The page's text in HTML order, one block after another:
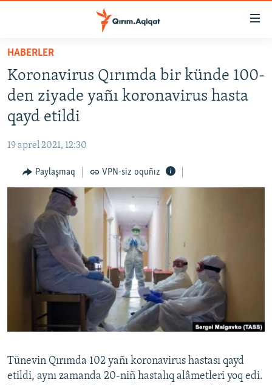
Esas
qaytmaq
Baş
navigatsiyağa
qaytmaq
Qıdıruvğa
qaytmaq
SİYASET
İQTİSADİYAT
MEDENİYET
İNSAN AQLARI
SÜRET
BLOGLAR
Русский
Українською
HABERLER
Koronavirus Qırımda bir künde 100-
den ziyade yañı koronavirus hasta
qayd etildi
19 aprel 2021, 12:30
Paylaşmaq VPN-siz oquñız
Tünevin Qırımda 102 yañı koronavirus hastası qayd
etildi, aynı zamanda 20-niñ hastalıq alâmetleri yoq edi.